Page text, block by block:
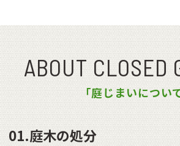
ABOUT CLOSED
「庭じまいについ
01.庭木の処分